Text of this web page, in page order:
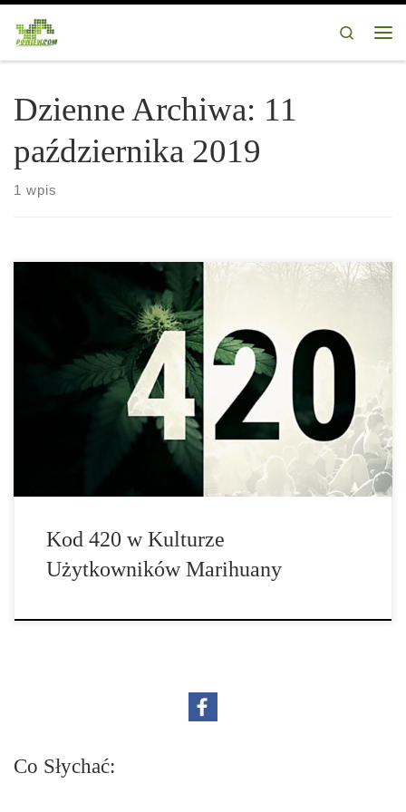
Przejdź do treści
Search
Dzienne Archiwa: 11
października 2019
1 wpis
Zastanawiasz się pewnie skąd wziął się kod 420 wśród palaczy
Kod 420 w Kulturze
Użytkowników Marihuany
Co Słychać: